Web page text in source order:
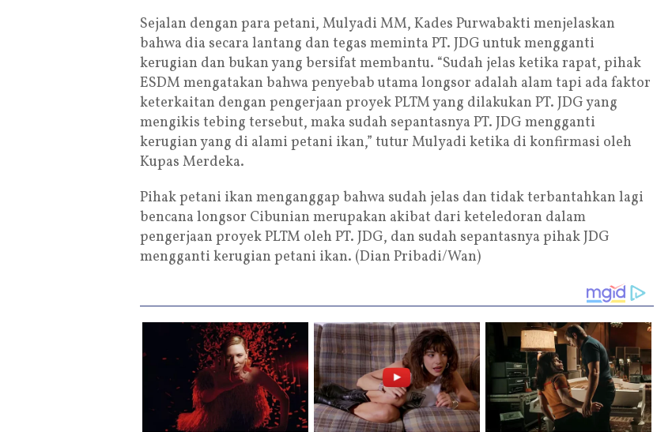
Sejalan dengan para petani, Mulyadi MM, Kades Purwabakti menjelaskan
bahwa dia secara lantang dan tegas meminta PT. JDG untuk mengganti
kerugian dan bukan yang bersifat membantu. “Sudah jelas ketika rapat, pihak
ESDM mengatakan bahwa penyebab utama longsor adalah alam tapi ada faktor
keterkaitan dengan pengerjaan proyek PLTM yang dilakukan PT. JDG yang
mengikis tebing tersebut, maka sudah sepantasnya PT. JDG mengganti
kerugian yang di alami petani ikan,” tutur Mulyadi ketika di konfirmasi oleh
Kupas Merdeka.
Pihak petani ikan menganggap bahwa sudah jelas dan tidak terbantahkan lagi
bencana longsor Cibunian merupakan akibat dari keteledoran dalam
pengerjaan proyek PLTM oleh PT. JDG, dan sudah sepantasnya pihak JDG
mengganti kerugian petani ikan. (Dian Pribadi/Wan)